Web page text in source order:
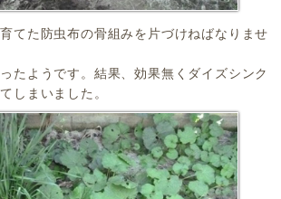
てた防虫布の骨組みを片づけねばなりませ
たようです。結果、効果無くダイズシンク
しまいました。